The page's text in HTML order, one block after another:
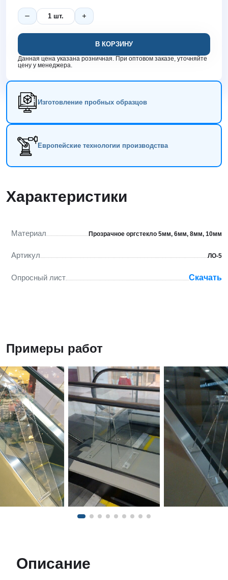
В КОРЗИНУ
Данная цена указана розничная. При оптовом заказе, уточняйте
цену у менеджера.
Изготовление пробных образцов
Европейские технологии производства
Характеристики
Материал Прозрачное оргстекло 5мм, 6мм, 8мм, 10мм
Артикул ЛО-5
Опросный лист Скачать
Примеры работ
Описание